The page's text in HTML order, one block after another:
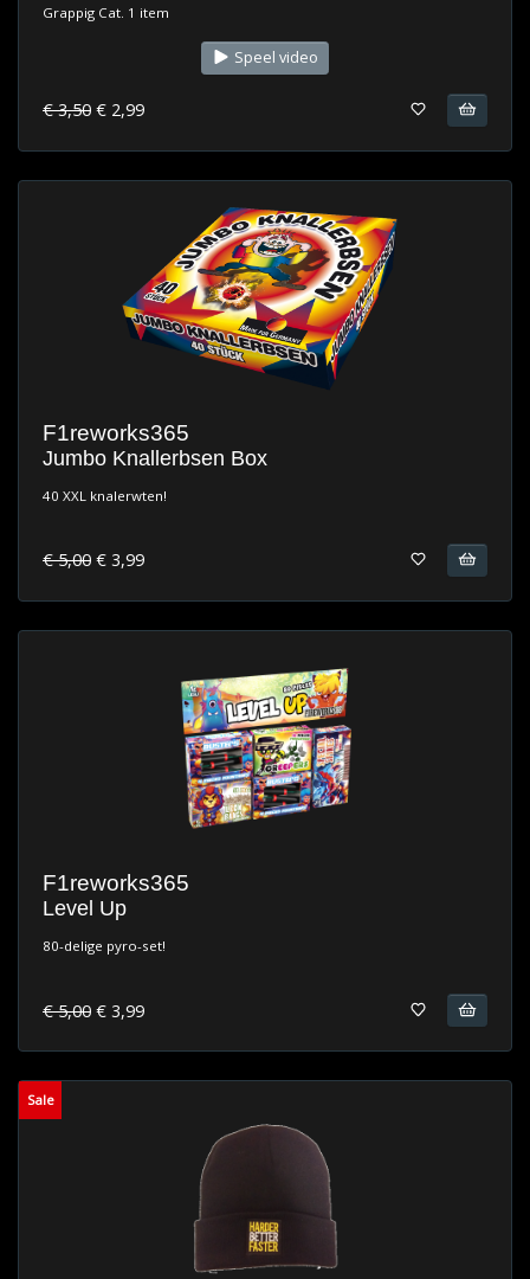
Grappig Cat. 1 item
Speel video
€ 3,50 € 2,99
F1reworks365
Jumbo Knallerbsen Box
40 XXL knalerwten!
€ 5,00 € 3,99
F1reworks365
Level Up
80-delige pyro-set!
€ 5,00 € 3,99
Sale